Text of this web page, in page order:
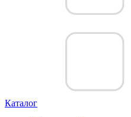
Каталог